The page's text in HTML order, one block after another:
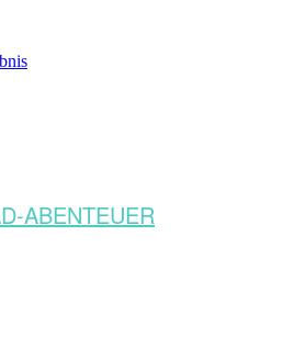
ABENTEUER